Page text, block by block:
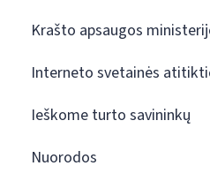
Krašto apsaugos
Interneto svetainės
Ieškome turto savininkų
Nuorodos